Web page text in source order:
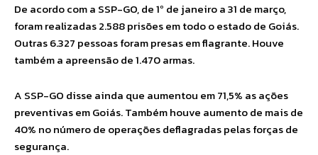
De acordo com a SSP-GO, de 1º de janeiro a 31 de março,
foram realizadas 2.588 prisões em todo o estado de Goiás.
Outras 6.327 pessoas foram presas em flagrante. Houve
também a apreensão de 1.470 armas.
A SSP-GO disse ainda que aumentou em 71,5% as ações
preventivas em Goiás. Também houve aumento de mais de
40% no número de operações deflagradas pelas forças de
segurança.